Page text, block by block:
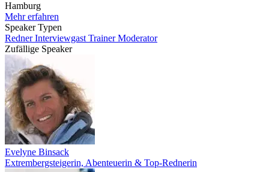
Hamburg
Mehr erfahren
Speaker Typen
RednerInterviewgast TrainerModerator
Zufällige Speaker
Evelyne Binsack
Extrembergsteigerin, Abenteuerin & Top-Rednerin